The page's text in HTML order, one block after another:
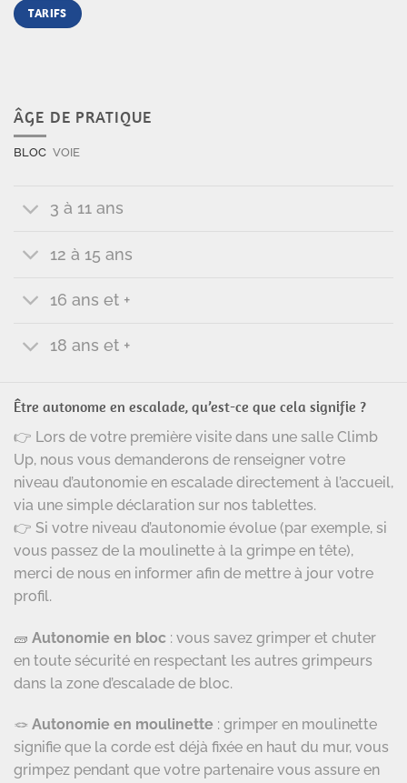
TARIFS
ÂGE DE PRATIQUE
BLOC VOIE
3 à 11 ans
12 à 15 ans
16 ans et +
18 ans et +
Être autonome en escalade, qu’est-ce que cela signifie ?
👉 Lors de votre première visite dans une salle Climb
Up, nous vous demanderons de renseigner votre
niveau d’autonomie en escalade directement à l’accueil,
via une simple déclaration sur nos tablettes.
👉 Si votre niveau d’autonomie évolue (par exemple, si
vous passez de la moulinette à la grimpe en tête),
merci de nous en informer afin de mettre à jour votre
profil.
🧱 Autonomie en bloc : vous savez grimper et chuter
en toute sécurité en respectant les autres grimpeurs
dans la zone d’escalade de bloc.
🪢 Autonomie en moulinette : grimper en moulinette
signifie que la corde est déjà fixée en haut du mur, vous
grimpez pendant que votre partenaire vous assure en